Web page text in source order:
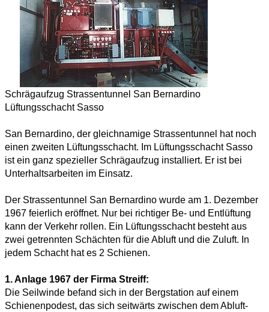
Schrägaufzug Strassentunnel San Bernardino
Lüftungsschacht Sasso
San Bernardino, der gleichnamige Strassentunnel hat noch
einen zweiten Lüftungsschacht. Im Lüftungsschacht Sasso
ist ein ganz spezieller Schrägaufzug installiert. Er ist bei
Unterhaltsarbeiten im Einsatz.
Der Strassentunnel San Bernardino wurde am 1. Dezember
1967 feierlich eröffnet. Nur bei richtiger Be- und Entlüftung
kann der Verkehr rollen. Ein Lüftungsschacht besteht aus
zwei getrennten Schächten für die Abluft und die Zuluft. In
jedem Schacht hat es 2 Schienen.
1. Anlage 1967 der Firma Streiff:
Die Seilwinde befand sich in der Bergstation auf einem
Schienenpodest, das sich seitwärts zwischen dem Abluft-